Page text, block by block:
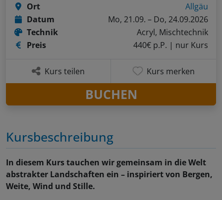
Kursbeschreibung
In diesem Kurs tauchen wir gemeinsam in die Welt
abstrakter Landschaften ein – inspiriert von Bergen,
Weite, Wind und Stille.
Ort
Allgäu
Datum
Mo, 21.09. – Do, 24.09.2026
Technik
Acryl, Mischtechnik
Preis
440€ p.P. | nur Kurs
Kurs teilen Kurs merken
BUCHEN